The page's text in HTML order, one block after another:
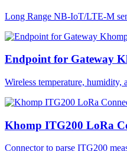
Long Range NB-IoT/LTE-M
Endpoint for Gateway
Wireless temperature, humidity,
Khomp ITG200 LoRa
Connector to parse ITG200